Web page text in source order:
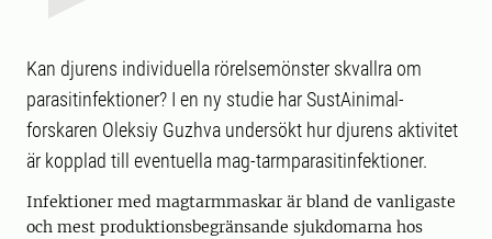
Kan djurens individuella rörelsemönster skvallra om
parasitinfektioner? I en ny studie har SustAinimal-
forskaren Oleksiy Guzhva undersökt hur djurens aktivitet
är kopplad till eventuella mag-tarmparasitinfektioner.
Infektioner med magtarmmaskar är bland de vanligaste
och mest produktionsbegränsande sjukdomarna hos